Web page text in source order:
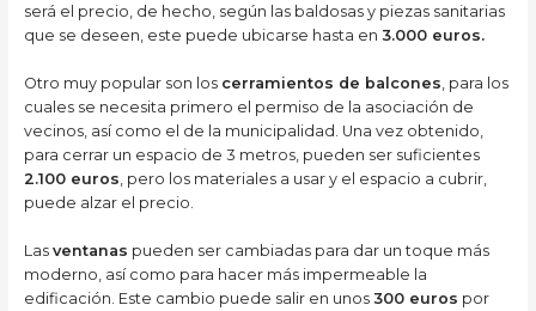
será el precio, de hecho, según las baldosas y piezas sanitarias
que se deseen, este puede ubicarse hasta en 3.000 euros.
Otro muy popular son los cerramientos de balcones , para los
cuales se necesita primero el permiso de la asociación de
vecinos, así como el de la municipalidad. Una vez obtenido,
para cerrar un espacio de 3 metros, pueden ser suficientes
2.100 euros , pero los materiales a usar y el espacio a cubrir,
puede alzar el precio.
Las ventanas pueden ser cambiadas para dar un toque más
moderno, así como para hacer más impermeable la
edificación. Este cambio puede salir en unos 300 euros por